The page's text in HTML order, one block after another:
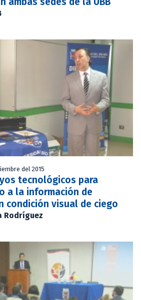
del 2015
tecnológicos para
a la información de
condición visual de ciego
Rodríguez